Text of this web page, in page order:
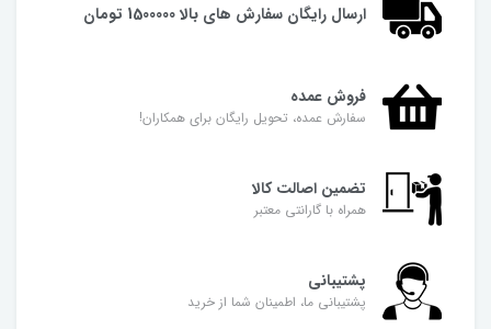
ارسال رایگان سفارش های بالا 1500000 تومان
فروش عمده
سفارش عمده، تحویل رایگان برای همکاران!
تضمین اصالت کالا
همراه با گارانتی معتبر
پشتیبانی
پشتیبانی ما، اطمینان شما از خرید